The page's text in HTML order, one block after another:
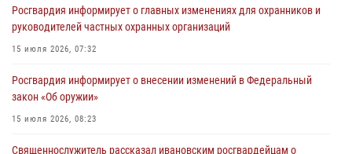
подозреваемые в серии автомобильных краж
30 июля 2026, 12:41
празднования Дня Крещения Руси
28 июля 2026, 08:57
Росгвардия информирует о главных изменениях для охранников и
руководителей частных охранных организаций
15 июля 2026, 07:32
Росгвардия информирует о внесении изменений в Федеральный
закон «Об оружии»
15 июля 2026, 08:23
Священнослужитель рассказал ивановским росгвардейцам о